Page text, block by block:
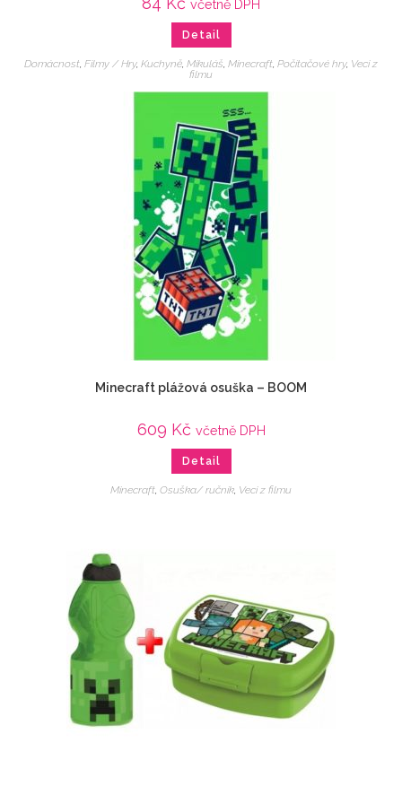
včetně DPH
Detail
Domácnost, Filmy / Hry, Kuchyně, Mikuláš, Minecraft, Počítačové hry, Veci z
filmu
Minecraft plážová osuška – BOOM
609 Kč včetně DPH
Detail
Minecraft Osuška/ ručník Veci z filmu